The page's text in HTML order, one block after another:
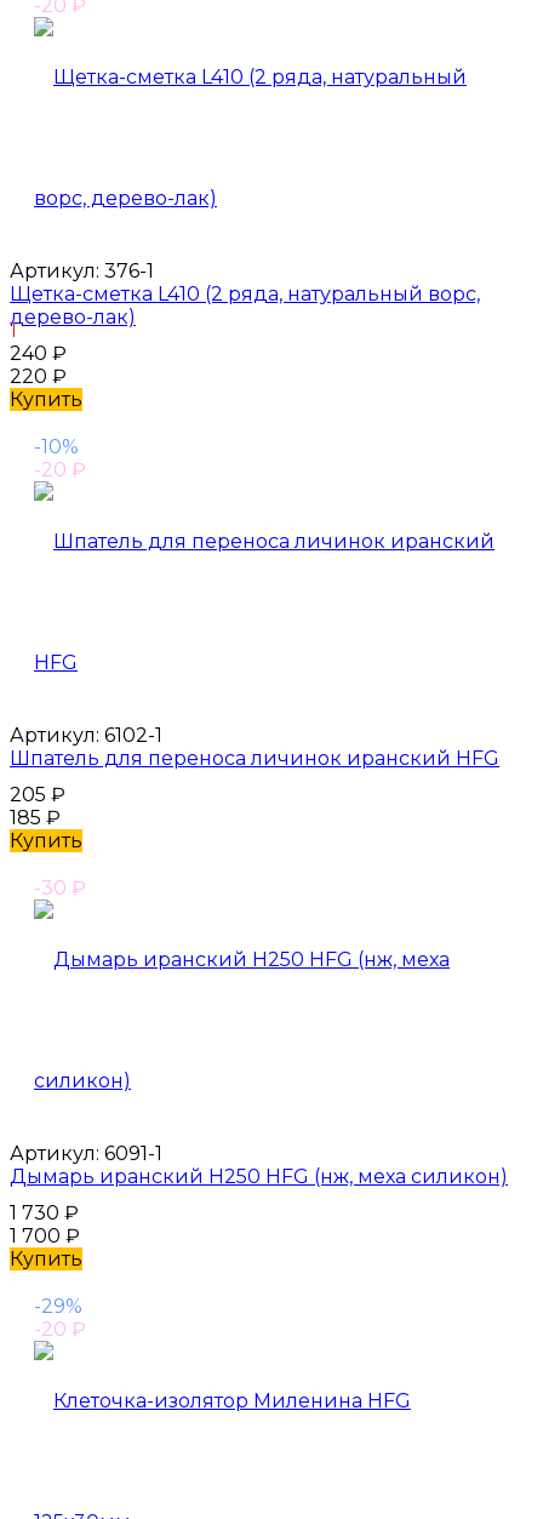
-20 ₽
Артикул: 376-1
Щетка-сметка L410 (2 ряда, натуральный ворс,
дерево-лак)
1
240 ₽
220 ₽
Купить
-10%
-20 ₽
Артикул: 6102-1
Шпатель для переноса личинок иранский HFG
205 ₽
185 ₽
Купить
-30 ₽
Артикул: 6091-1
Дымарь иранский H250 HFG (нж, меха силикон)
1 730 ₽
1 700 ₽
Купить
-29%
-20 ₽